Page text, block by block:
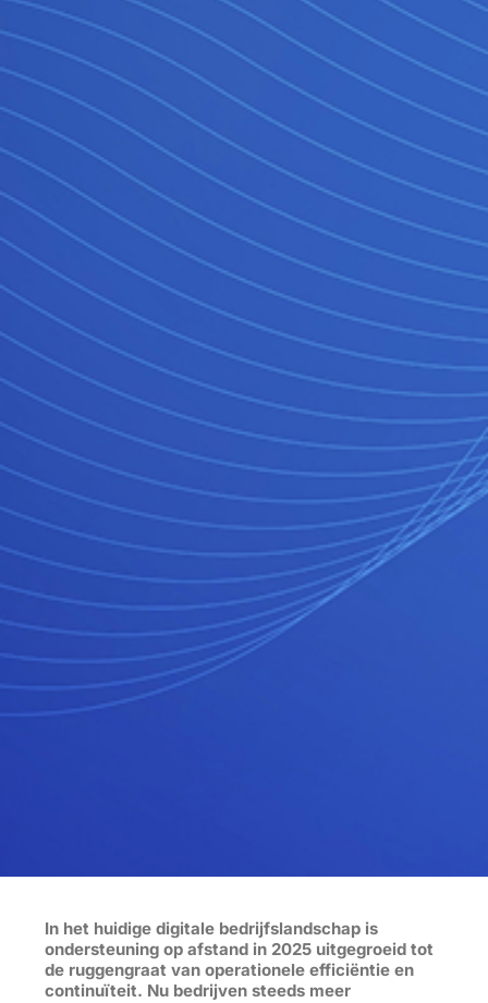
In het huidige digitale bedrijfslandschap is
ondersteuning op afstand in 2025 uitgegroeid tot
de ruggengraat van operationele efficiëntie en
continuïteit. Nu bedrijven steeds meer